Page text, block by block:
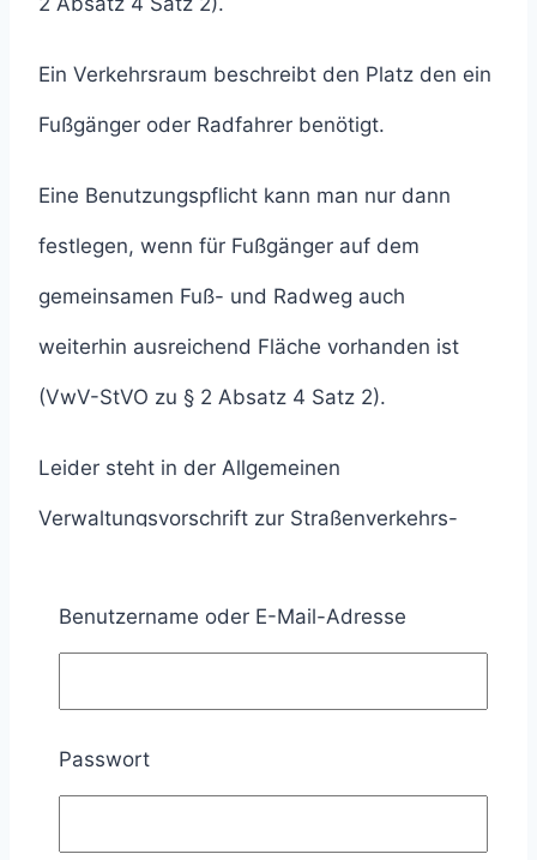
Ein Verkehrsraum beschreibt den Platz den ein
Fußgänger oder Radfahrer benötigt.
Eine Benutzungspflicht kann man nur dann
festlegen, wenn für Fußgänger auf dem
gemeinsamen Fuß- und Radweg auch
weiterhin ausreichend Fläche vorhanden ist
(VwV-StVO zu § 2 Absatz 4 Satz 2).
Leider steht in der Allgemeinen
Verwaltungsvorschrift zur Straßenverkehrs-
ab wie viel Metern eine Fläche noch als
Stadtstraßen (RASt) ist festgelegt, wie viel
Benutzername oder E-Mail-Adresse
Passwort